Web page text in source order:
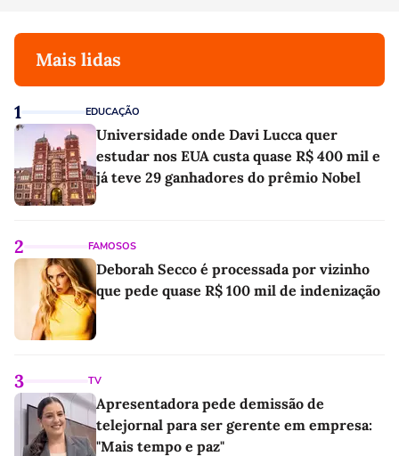
Mais lidas
1 EDUCAÇÃO
Universidade onde Davi Lucca quer
estudar nos EUA custa quase R$ 400 mil e
já teve 29 ganhadores do prêmio Nobel
2 FAMOSOS
Deborah Secco é processada por vizinho
que pede quase R$ 100 mil de indenização
3 TV
Apresentadora pede demissão de
telejornal para ser gerente em empresa:
"Mais tempo e paz"